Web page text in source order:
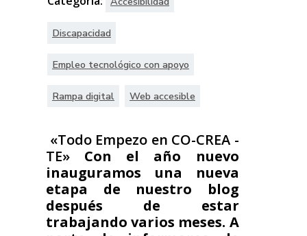
Discapacidad
Empleo tecnológico con apoyo
Rampa digital Web accesible
«Todo Empezo en CO-CREA -
TE» Con el año nuevo
inauguramos una nueva
etapa de nuestro blog
después de estar
trabajando varios meses. A